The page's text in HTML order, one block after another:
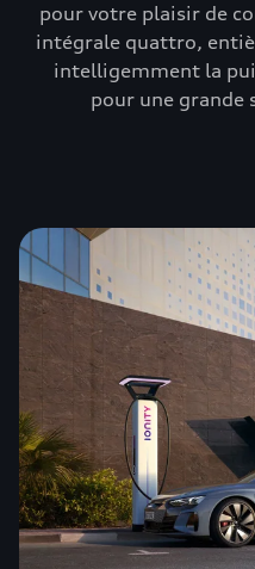
pour votre plaisir de
intégrale quattro,
intelligemment la
pour une grande